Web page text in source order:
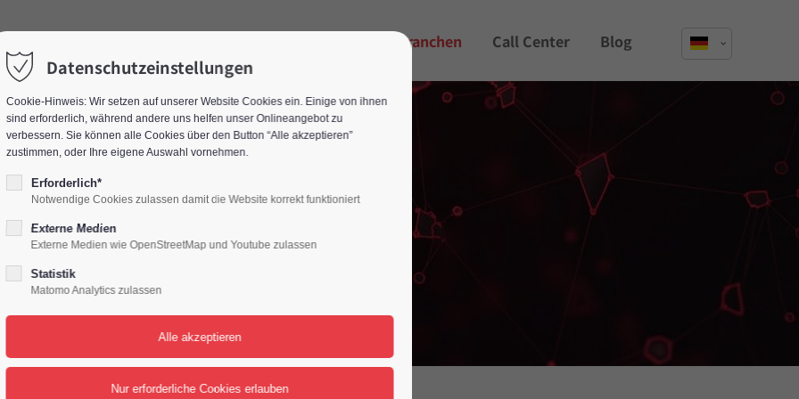
Branchen Call Center Blog
Datenschutzeinstellungen
Cookie-Hinweis: Wir setzen auf unserer Website Cookies ein. Einige von ihnen
sind erforderlich, während andere uns helfen unser Onlineangebot zu
verbessern. Sie können alle Cookies über den Button “Alle akzeptieren”
zustimmen, oder Ihre eigene Auswahl vornehmen.
Erforderlich*
Notwendige Cookies zulassen damit die Website korrekt funktioniert
Externe Medien
Externe Medien wie OpenStreetMap und Youtube zulassen
Statistik
Matomo Analytics zulassen